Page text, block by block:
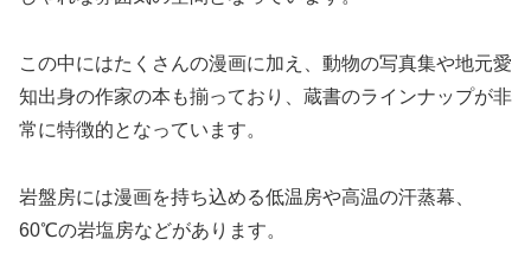
この中にはたくさんの漫画に加え、動物の写真集や地元愛
知出身の作家の本も揃っており、蔵書のラインナップが非
常に特徴的となっています。
岩盤房には漫画を持ち込める低温房や高温の汗蒸幕、
60℃の岩塩房などがあります。